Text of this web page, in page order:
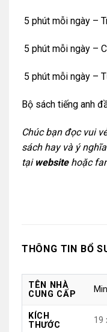
5 phút mỗi ngày –
5 phút mỗi ngày –
5 phút mỗi ngày –
Bộ sách tiếng anh
Chúc bạn đọc vui
sách hay và ý
tại website hoặc
THÔNG TIN BỔ
TÊN NHÀ
CUNG CẤP
KÍCH
THƯỚC
19